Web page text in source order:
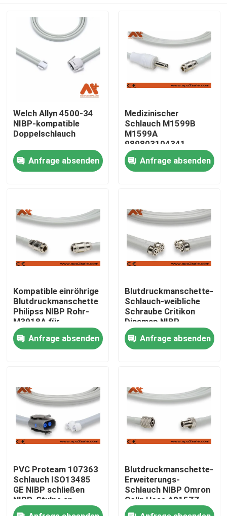
Startseite
Produkte
Über uns
Fabrik Tour
Qualitätskontrolle
Nachrichten
Geduldiges Kabel ECG
Patientenmonitorkabel
wiederverwendbarer spo2-sensor
Welch Allyn 4500-34
NIBP-kompatible
Doppelschlauch
Anfrage absenden
Medizinischer
Schlauch M1599B
M1599A
989803104341
Philipss NIBP für
Patientenmonitor
Anfrage absenden
Kompatible einröhrige
Blutdruckmanschette
Philipss NIBP Rohr-
M3918A für
Erwachsenen
Anfrage absenden
Blutdruckmanschette-
Schlauch-weibliche
Schraube Critikon
Dinamap NIBP
Schlauch-8841
verlegteAnfrage absenden
PVC Proteam 107363
Schlauch ISO13485
GE NIBP schließen
NIBP-Stulpe an
Blutdruckmanschette-
Erweiterungs-
Schlauch NIBP Omron
Colin Hose A015ZZ